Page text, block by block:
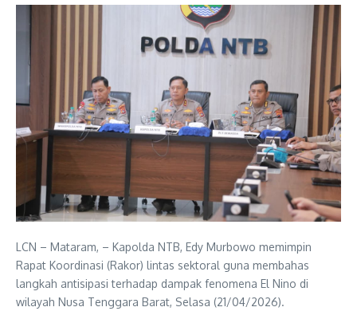
LCN – Mataram, – Kapolda NTB, Edy Murbowo memimpin
Rapat Koordinasi (Rakor) lintas sektoral guna membahas
langkah antisipasi terhadap dampak fenomena El Nino di
wilayah Nusa Tenggara Barat, Selasa (21/04/2026).